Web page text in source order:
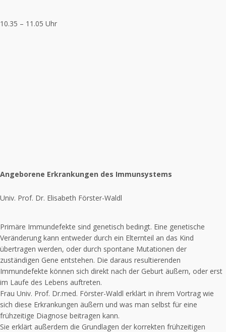
10.35 – 11.05 Uhr
Angeborene Erkrankungen des Immunsystems
Univ. Prof. Dr. Elisabeth Förster-Waldl
Primäre Immundefekte sind genetisch bedingt. Eine genetische
Veränderung kann entweder durch ein Elternteil an das Kind
übertragen werden, oder durch spontane Mutationen der
zuständigen Gene entstehen. Die daraus resultierenden
Immundefekte können sich direkt nach der Geburt äußern, oder erst
im Laufe des Lebens auftreten.
Frau Univ. Prof. Dr.med. Förster-Waldl erklärt in ihrem Vortrag wie
sich diese Erkrankungen äußern und was man selbst für eine
frühzeitige Diagnose beitragen kann.
Sie erklärt außerdem die Grundlagen der korrekten frühzeitigen